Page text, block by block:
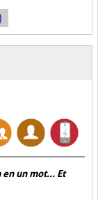
un mot... Et